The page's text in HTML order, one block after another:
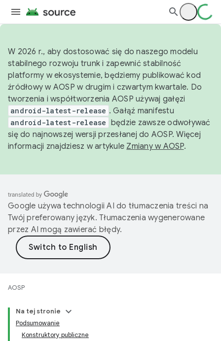
W 2026 r., aby dostosować się do naszego modelu
stabilnego rozwoju trunk i zapewnić stabilność
platformy w ekosystemie, będziemy publikować kod
źródłowy w AOSP w drugim i czwartym kwartale. Do
tworzenia i współtworzenia AOSP używaj gałęzi
android-latest-release . Gałąź manifestu
android-latest-release będzie zawsze odwoływać
się do najnowszej wersji przesłanej do AOSP. Więcej
informacji znajdziesz w artykule Zmiany w AOSP.
Google używa technologii AI do tłumaczenia treści na
Twój preferowany język. Tłumaczenia wygenerowane
przez AI mogą zawierać błędy.
AOSP
Na tej stronie
Podsumowanie
Konstruktory publiczne